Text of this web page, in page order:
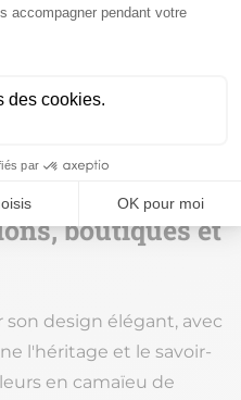
niveaux :
permanentes
identité unique à tous les
qui
métiers d'art
boutiques et
design élégant, avec
l'héritage et le savoir-
en camaïeu de